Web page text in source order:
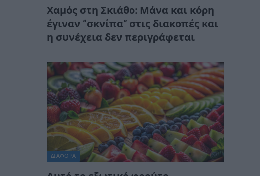
Χαμός στη Σκιάθο: Μάνα και κόρη
έγιναν “σκνίπα” στις διακοπές και
η συνέχεια δεν περιγράφεται
ΔΙΆΦΟΡΑ